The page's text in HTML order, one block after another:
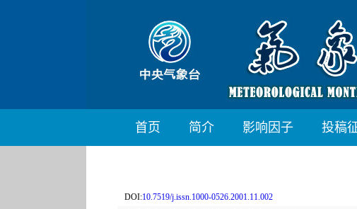
首页 简介 影响因子 投稿
DOI:10.7519/j.issn.1000-0526.2001.11.002